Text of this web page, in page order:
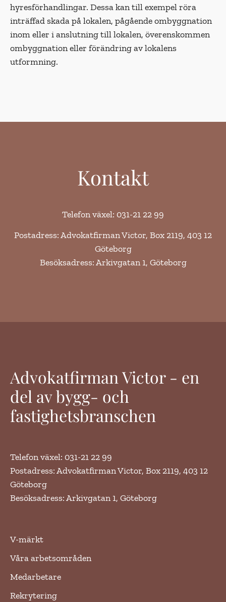
hyresförhandlingar. Dessa kan till exempel röra
inträffad skada på lokalen, pågående ombyggnation
inom eller i anslutning till lokalen, överenskommen
ombyggnation eller förändring av lokalens
utformning.
Kontakt
Telefon växel: 031-21 22 99
Postadress: Advokatfirman Victor, Box 2119, 403 12
Göteborg
Besöksadress: Arkivgatan 1, Göteborg
Advokatfirman Victor - en
del av bygg- och
fastighetsbranschen
Telefon växel: 031-21 22 99
Postadress: Advokatfirman Victor, Box 2119, 403 12
Göteborg
Besöksadress: Arkivgatan 1, Göteborg
V-märkt
Våra arbetsområden
Medarbetare
Rekrytering